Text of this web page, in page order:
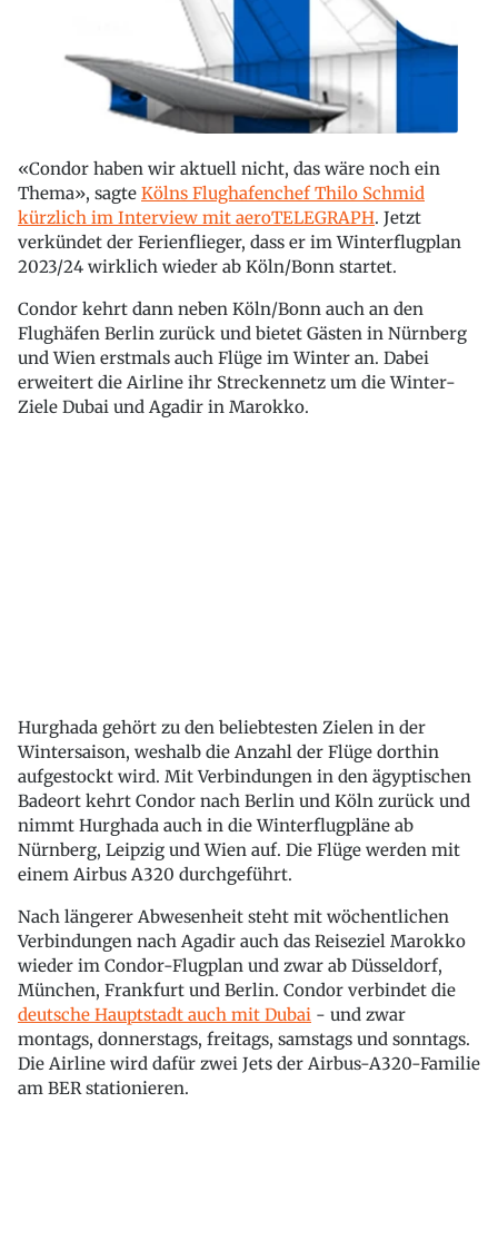
«Condor haben wir aktuell nicht, das wäre noch ein
Thema», sagte Kölns Flughafenchef Thilo Schmid
kürzlich im Interview mit aeroTELEGRAPH. Jetzt
verkündet der Ferienflieger, dass er im Winterflugplan
2023/24 wirklich wieder ab Köln/Bonn startet.
Condor kehrt dann neben Köln/Bonn auch an den
Flughäfen Berlin zurück und bietet Gästen in Nürnberg
und Wien erstmals auch Flüge im Winter an. Dabei
erweitert die Airline ihr Streckennetz um die Winter-
Ziele Dubai und Agadir in Marokko.
Hurghada gehört zu den beliebtesten Zielen in der
Wintersaison, weshalb die Anzahl der Flüge dorthin
aufgestockt wird. Mit Verbindungen in den ägyptischen
Badeort kehrt Condor nach Berlin und Köln zurück und
nimmt Hurghada auch in die Winterflugpläne ab
Nürnberg, Leipzig und Wien auf. Die Flüge werden mit
einem Airbus A320 durchgeführt.
Nach längerer Abwesenheit steht mit wöchentlichen
Verbindungen nach Agadir auch das Reiseziel Marokko
wieder im Condor-Flugplan und zwar ab Düsseldorf,
München, Frankfurt und Berlin. Condor verbindet die
deutsche Hauptstadt auch mit Dubai - und zwar
montags, donnerstags, freitags, samstags und sonntags.
Die Airline wird dafür zwei Jets der Airbus-A320-Familie
am BER stationieren.